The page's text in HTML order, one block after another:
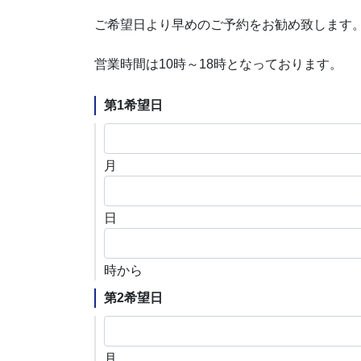
ご希望日より早めのご予約をお勧め致します
営業時間は10時～18時となっております。
第1希望日
月
日
時から
第2希望日
月